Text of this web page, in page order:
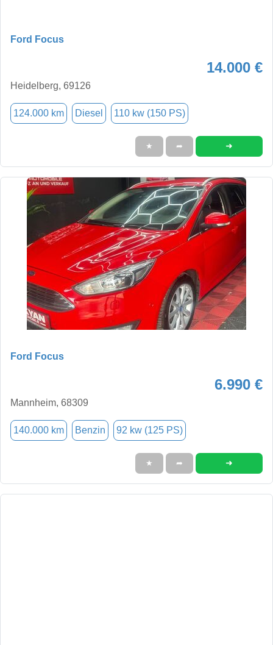
Ford Focus
14.000 €
Heidelberg, 69126
124.000 km Diesel 110 kw (150 PS)
★ ➦ ➜
Ford Focus
6.990 €
Mannheim, 68309
140.000 km Benzin 92 kw (125 PS)
★ ➦ ➜